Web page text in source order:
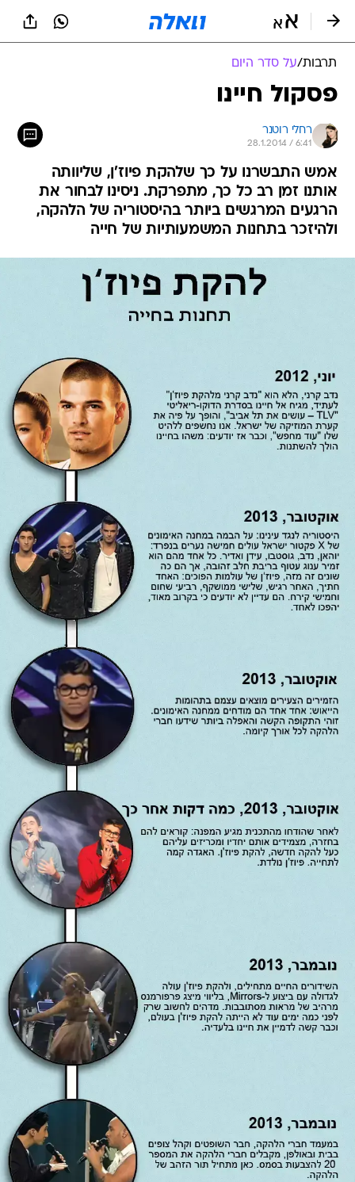
תרבות/על סדר היום
פסקול חיינו
רחלי רוטנר
28.1.2014 / 6:41
אמש התבשרנו על כך שלהקת פיוז'ן, שליוותה
אותנו זמן רב כל כך, מתפרקת. ניסינו לבחור את
הרגעים המרגשים ביותר בהיסטוריה של הלהקה,
ולהיזכר בתחנות המשמעותיות של חייה